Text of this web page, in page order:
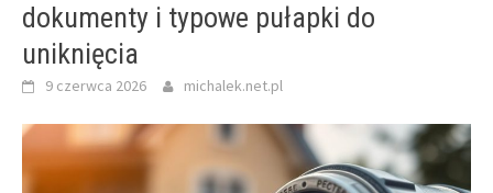
dokumenty i typowe pułapki do
uniknięcia
9 czerwca 2026 michalek.net.pl